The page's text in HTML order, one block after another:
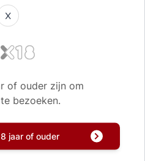
X
of ouder zijn om
bezoeken.
jaar of ouder